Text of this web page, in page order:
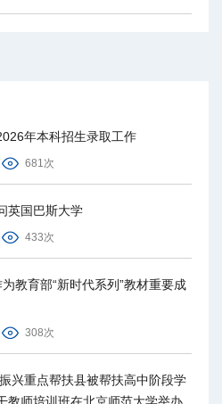
年本科招生录取工作
681次
英国巴斯大学
433次
教育部“新时代系列”教材重要成
308次
兴重点帮扶县被帮扶高中阶段学
教师培训班在北京师范大学举办